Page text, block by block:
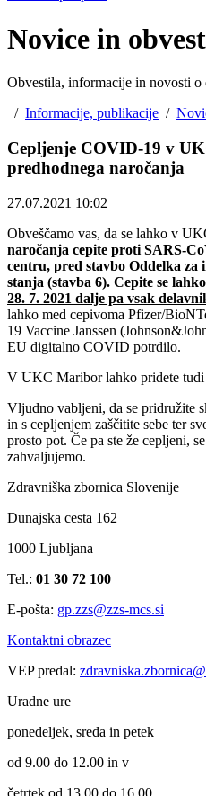
Novice in
Obvestila, informacije in novosti o
/ Informacije, publikacije /
Cepljenje COVID-19 v
predhodnega naročanja
27.07.2021 10:02
Obveščamo vas, da se lahko v
naročanja cepite proti SARS-
centru, pred stavbo Oddelka za
stanja (stavba 6). Cepite se lahko
28. 7. 2021 dalje pa vsak
lahko med cepivoma Pfizer/
19 Vaccine Janssen
EU digitalno COVID potrdilo.
V UKC Maribor lahko pridete tudi
Vljudno vabljeni, da se pridružite
in s cepljenjem zaščitite sebe ter
prosto pot. Če pa ste že cepljeni,
zahvaljujemo.
Zdravniška zbornica Slovenije
Dunajska cesta 162
1000 Ljubljana
Tel.: 01 30 72 100
E-pošta: gp.zzs@zzs-mcs.si
Kontaktni obrazec
VEP predal:
Uradne ure
ponedeljek, sreda in petek
od 9.00 do 12.00 in v
četrtek od 13.00 do 16.00